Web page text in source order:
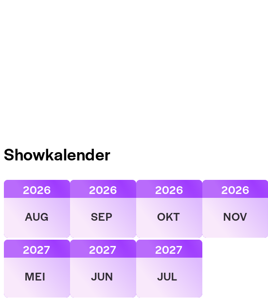
Showkalender
AUG
2026
SEP
2026
OKT
2026
NOV
2026
MEI
2027
JUN
2027
JUL
2027